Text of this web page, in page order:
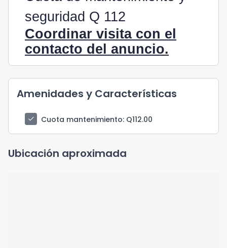
seguridad Q 112
Coordinar visita con el
contacto del anuncio.
Amenidades y Características
check Cuota mantenimiento: Q112.00
Ubicación aproximada